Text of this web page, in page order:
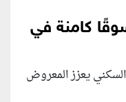
كامنة في
يعزز المعروض